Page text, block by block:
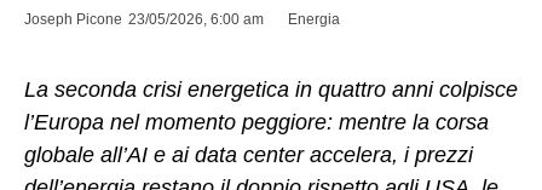
Joseph Picone 23/05/2026, 6:00 am Energia
La seconda crisi energetica in quattro anni colpisce
l’Europa nel momento peggiore: mentre la corsa
globale all’AI e ai data center accelera, i prezzi